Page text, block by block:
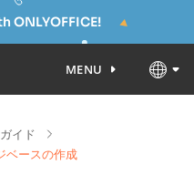
ONLYOFFICE!
MENU
イド
ベースの作成